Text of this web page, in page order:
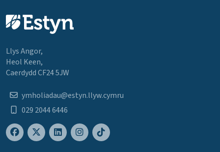
Llys Angor,
Heol Keen,
Caerdydd CF24 5JW
ymholiadau@estyn.llyw.cymru
029 2044 6446